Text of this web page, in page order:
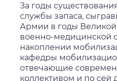
За годы
службы запаса,
Армии в годы Великой
военно-медицинской
накоплении
кафедры
отвечающие
коллективом и по сей